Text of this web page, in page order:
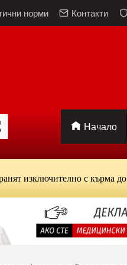
норми Контакти
Начало
с кърма до 6-